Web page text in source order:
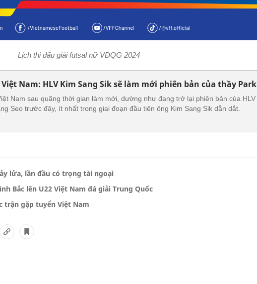
Lịch thi đấu giải futsal nữ VĐQG 2024
Nam: HLV Kim Sang Sik sẽ làm mới phiên bản của thầy Park
Nam sau quãng thời gian làm mới, dường như đang trở lại phiên bản của HLV
Seo trước đây, ít nhất trong giai đoạn đầu tiên ông Kim Sang Sik dẫn dắt.
lửa, lần đầu có trọng tài ngoại
Bắc lên U22 Việt Nam đá giải Trung Quốc
trận gặp tuyển Việt Nam